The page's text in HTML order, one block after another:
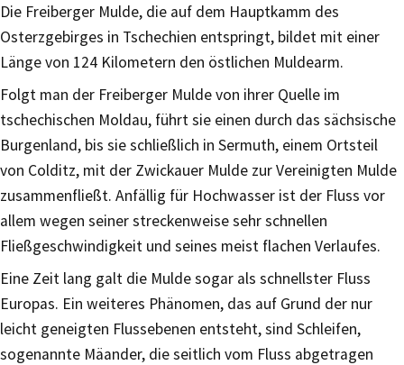
Die Freiberger Mulde, die auf dem Hauptkamm des
Osterzgebirges in Tschechien entspringt, bildet mit einer
Länge von 124 Kilometern den östlichen Muldearm.
Folgt man der Freiberger Mulde von ihrer Quelle im
tschechischen Moldau, führt sie einen durch das sächsische
Burgenland, bis sie schließlich in Sermuth, einem Ortsteil
von Colditz, mit der Zwickauer Mulde zur Vereinigten Mulde
zusammenfließt. Anfällig für Hochwasser ist der Fluss vor
allem wegen seiner streckenweise sehr schnellen
Fließgeschwindigkeit und seines meist flachen Verlaufes.
Eine Zeit lang galt die Mulde sogar als schnellster Fluss
Europas. Ein weiteres Phänomen, das auf Grund der nur
leicht geneigten Flussebenen entsteht, sind Schleifen,
sogenannte Mäander, die seitlich vom Fluss abgetragen